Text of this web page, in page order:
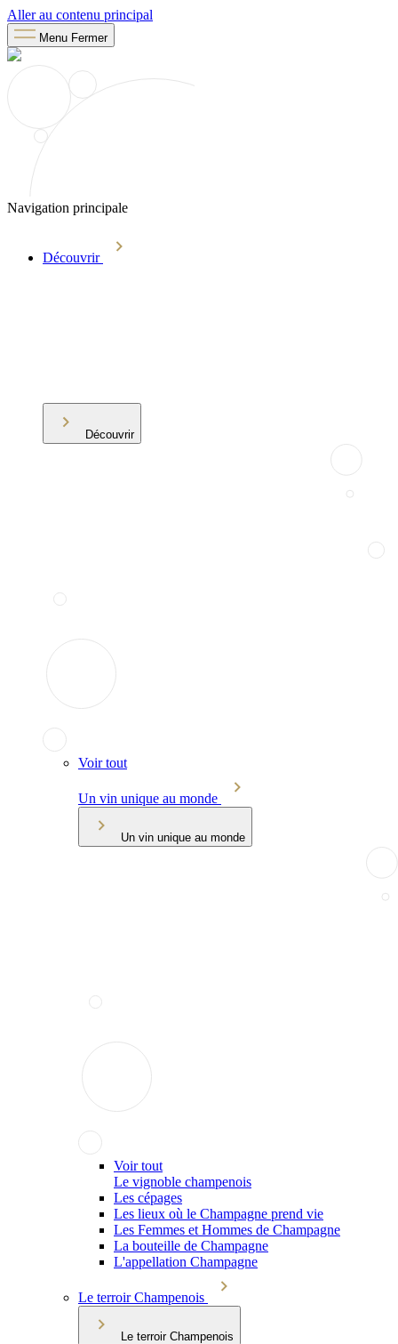
Aller au contenu principal
Menu Fermer
Navigation principale
Découvrir
Découvrir
Voir tout
Un vin unique au monde
Un vin unique au monde
Voir tout
Le vignoble champenois
Les cépages
Les lieux où le Champagne prend vie
Les Femmes et Hommes de Champagne
La bouteille de Champagne
L'appellation Champagne
Le terroir Champenois
Le terroir Champenois